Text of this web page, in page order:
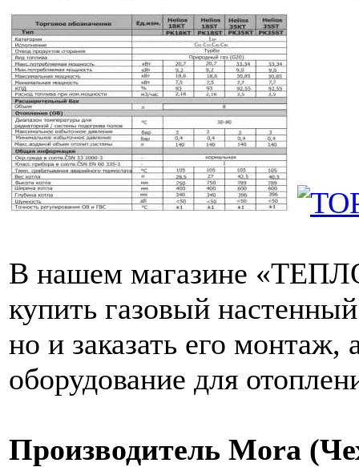
В нашем магазине
купить газовый
но и заказать его монтаж,
оборудование для
Производитель Mora